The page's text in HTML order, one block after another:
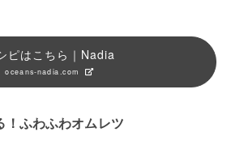
ピはこちら｜Nadia
oceans-nadia.com
！ふわふわオムレツ